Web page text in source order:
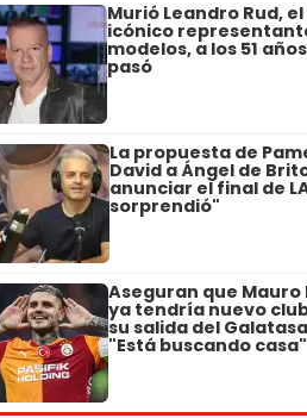
Murió Leandro Rud, el
icónico
modelos, a los 51
pasó
La propuesta de
David a Ángel de
anunciar el final de
sorprendió"
Aseguran que Mauro
ya tendría nuevo
su salida del
"Está buscando casa"